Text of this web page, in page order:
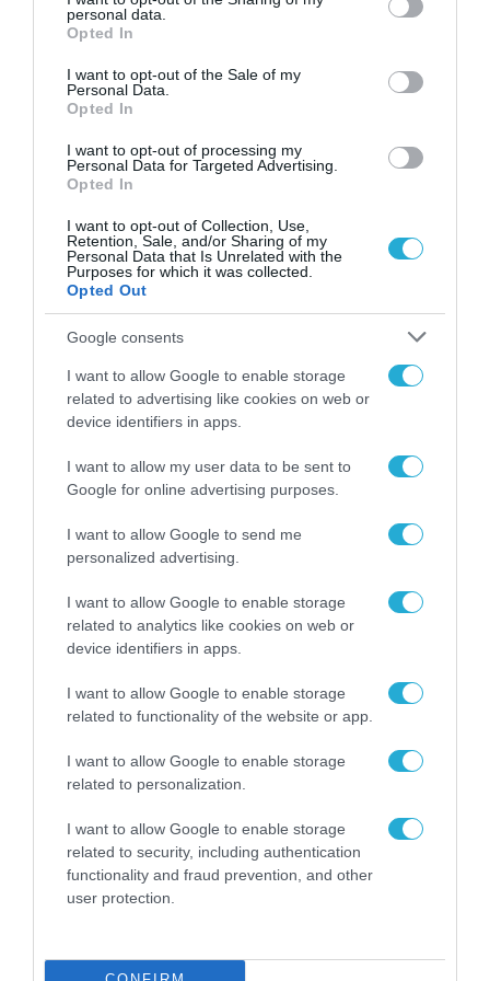
grant or deny consent to Google and its third-party tags to
use your data for below specified purposes in below Google
consent section.
personal data.
Opted In
I want to opt-out of the Sale of my
Personal Data.
Opted In
I want to opt-out of processing my
Personal Data for Targeted Advertising.
Opted In
I want to opt-out of Collection, Use,
Retention, Sale, and/or Sharing of my
Personal Data that Is Unrelated with the
Purposes for which it was collected.
Opted Out
Google consents
I want to allow Google to enable storage
related to advertising like cookies on web or
device identifiers in apps.
I want to allow my user data to be sent to
Google for online advertising purposes.
I want to allow Google to send me
personalized advertising.
I want to allow Google to enable storage
related to analytics like cookies on web or
device identifiers in apps.
I want to allow Google to enable storage
related to functionality of the website or app.
I want to allow Google to enable storage
related to personalization.
I want to allow Google to enable storage
related to security, including authentication
functionality and fraud prevention, and other
user protection.
της πρόσβασης σε ανθρώπινο κεφάλαιο
φορολογίας (25%).
Οι προτάσεις της ΕΥ
Όπως κάθε χρόνο, η ΕΥ Ελλάδος, μέσω της
έρευνας EY Attractiveness Survey Ελλάδα,
καταθέτει τις προτάσεις της για την
περαιτέρω βελτίωση της ελκυστικότητας
της χώρας, οι οποίες κινούνται σε οχτώ
βασικούς άξονες:
1. Στοχευμένες κλαδικές στρατηγικές
2. Τεχνητή νοημοσύνη
ανθρώπινες δεξιότητες
4. Ενίσχυση του τομέα της βιομηχανίας
5. Ανταγωνιστικό φορολογικό περιβάλλον
6. Branding και διεθνής προβολή
7. Ποιότητα ζωής
8. Παρεμβάσεις στη διαμόρφωση κρίσιμων
ευρωπαϊκών πολιτικών
Παράλληλα, στη φετινή έρευνα, τις απόψεις
επενδυτικού προορισμού καταθέτουν ο